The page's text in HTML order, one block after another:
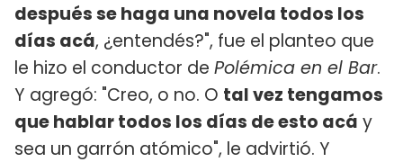
después se haga una novela todos los
días acá, ¿entendés?", fue el planteo que
le hizo el conductor de Polémica en el Bar.
Y agregó: "Creo, o no. O tal vez tengamos
que hablar todos los días de esto acá y
sea un garrón atómico", le advirtió. Y